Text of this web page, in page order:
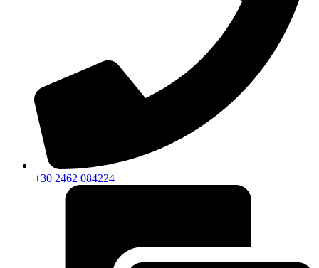
+30 2462 084224